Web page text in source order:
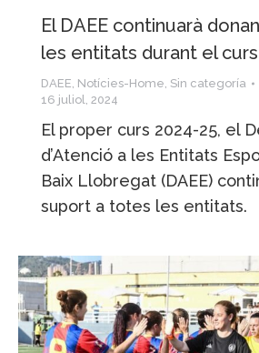
El DAEE continuarà
les entitats durant el
DAEE, Notícies-Home, Sin categoría
16 juliol, 2024
El proper curs 2024-25, el
d’Atenció a les Entitats
Baix Llobregat (DAEE)
suport a totes les entitats.